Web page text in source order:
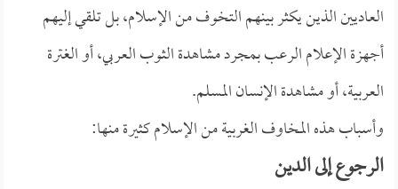
العاديين الذين يكثر بينهم التخوف من الإسلام، بل تلقي إليهم
أجهزة الإعلام الرعب بمجرد مشاهدة الثوب العربي، أو الغترة
العربية، أو مشاهدة الإنسان المسلم.
وأسباب هذه المخاوف الغربية من الإسلام كثيرة منها:
الرجوع إلى الدين